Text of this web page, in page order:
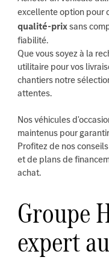
excellente option pour
qualité-prixsans
fiabilité.
Que vous soyez à la
utilitaire pour vos
chantiers notre
attentes.
Nos véhicules
maintenus pour
Profitez de nos
et de plans de
achat.
Groupe
expert